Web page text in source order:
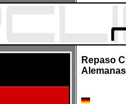
Repaso
Alemanas